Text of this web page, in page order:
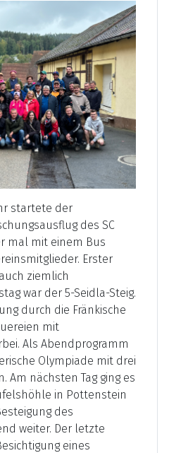
startete der
des SC
mal mit einem Bus
Erster
ziemlich
war der 5-Seidla-Steig.
durch die Fränkische
mit
Als Abendprogramm
Olympiade mit drei
Am nächsten Tag ging es
in Pottenstein
des
weiter. Der letzte
eines